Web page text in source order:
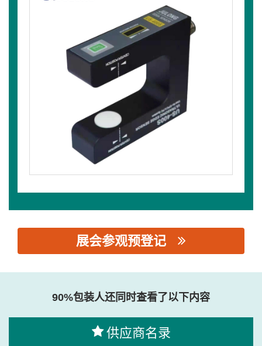
展会参观预登记
90%包装人还同时查看了以下内容
供应商名录